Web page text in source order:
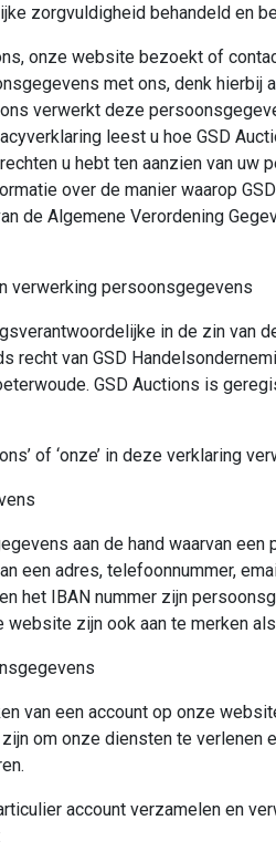
zorgvuldigheid behandeld en
onze website bezoekt of
met ons, denk hierbij
verwerkt deze
leest u hoe GSD
u hebt ten aanzien van uw
over de manier waarop
de Algemene Verordening
verwerking persoonsgegevens
in de zin van
recht van GSD
GSD Auctions is
of ‘onze’ in deze verklaring
aan de hand waarvan een
een adres, telefoonnummer,
het IBAN nummer zijn
website zijn ook aan te merken
van een account op onze
om onze diensten te verlenen
account verzamelen en